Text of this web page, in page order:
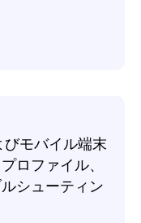
ラットフォ
パッケージ
スクリプシ
ストール）
スクリプトに
してくださ
モバイル端末
ロファイル、
シューティン